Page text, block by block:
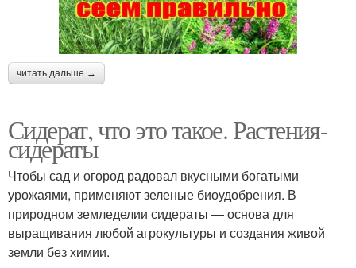
читать дальше →
Сидерат, что это такое. Растения-
сидераты
Чтобы сад и огород радовал вкусными богатыми
урожаями, применяют зеленые биоудобрения. В
природном земледелии сидераты — основа для
выращивания любой агрокультуры и создания живой
земли без химии.